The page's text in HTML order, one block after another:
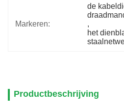
Markeren:
de
,
het
Productbeschrijving